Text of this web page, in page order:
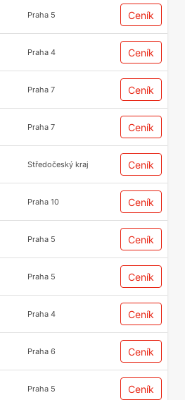
Praha 5 Ceník
Praha 4 Ceník
Praha 7 Ceník
Praha 7 Ceník
Středočeský kraj Ceník
Praha 10 Ceník
Praha 5 Ceník
Praha 5 Ceník
Praha 4 Ceník
Praha 6 Ceník
Praha 5 Ceník